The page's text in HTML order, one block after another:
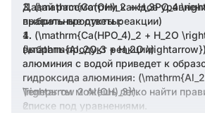
(\mathrm{Ca(OH)_2 + H_3PO_4
выбрать продукты реакции)
(\mathrm{Ca(HPO_4)_2 + H_2O
выбрать продукт реакции)
Давай рассмотрим каждое
правильные ответы:
(\mathrm{Al_2O_3 + H_2O
алюминия с водой приведет к
гидроксида алюминия:
\rightarrow 2 Al(OH)_3}).
Теперь ты можешь легко найти
списке под уравнениями.